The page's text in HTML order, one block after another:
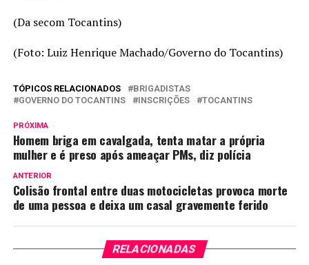
(Da secom Tocantins)
(Foto: Luiz Henrique Machado/Governo do Tocantins)
TÓPICOS RELACIONADOS
BRIGADISTAS
GOVERNO DO TOCANTINS
INSCRIÇÕES TOCANTINS
PRÓXIMA
Homem briga em cavalgada, tenta matar a própria
mulher e é preso após ameaçar PMs, diz polícia
ANTERIOR
Colisão frontal entre duas motocicletas provoca morte
de uma pessoa e deixa um casal gravemente ferido
RELACIONADAS